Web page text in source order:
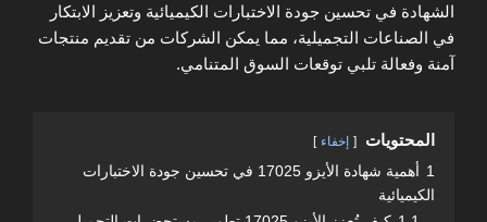
الشهادة في تحسين جودة الاختبارات الكيميائية وتعزيز الابتكار
في الصناعات التجميلية، مما يمكن الشركات من تقديم منتجات
آمنة وفعالة تلبي توقعات السوق المتنامي.
المحتويات إخفاء
1
أهمية شهادة الأيزو 17025 في تحسين جودة الاختبارات
الكيميائية